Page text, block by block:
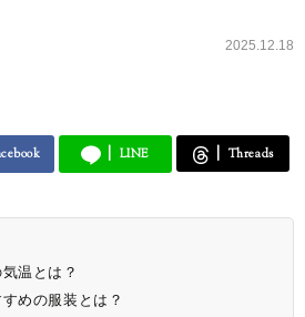
2025.12.18
LINE Threads
温とは？
めの服装とは？